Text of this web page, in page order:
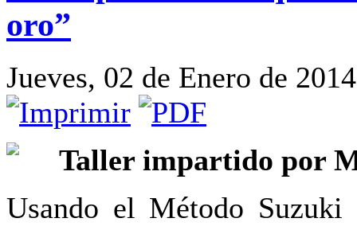
oro”
Jueves, 02 de Enero de
Taller impartido por
Usando el Método